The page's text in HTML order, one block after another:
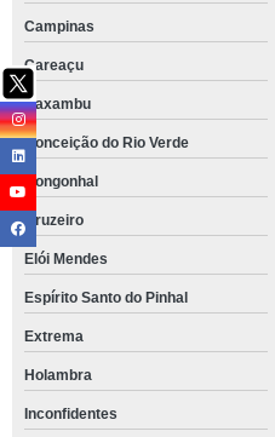
Campinas
Careaçu
Caxambu
Conceição do Rio Verde
Congonhal
Cruzeiro
Elói Mendes
Espírito Santo do Pinhal
Extrema
Holambra
Inconfidentes